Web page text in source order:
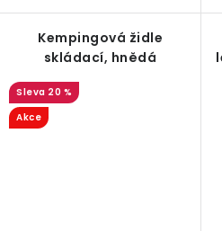
Kempingová židle
skládací, hnědá
20 %
Akce